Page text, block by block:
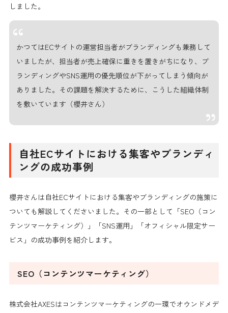
しました。
かつてはECサイトの運営担当者がブランディングも兼務して
いましたが、担当者が売上確保に重きを置きがちになり、ブ
ランディングやSNS運用の優先順位が下がってしまう傾向が
ありました。その課題を解決するために、こうした組織体制
を敷いています（櫻井さん）
自社ECサイトにおける集客やブランディ
ングの成功事例
櫻井さんは自社ECサイトにおける集客やブランディングの施策に
ついても解説してくださいました。その一部として「SEO（コン
テンツマーケティング）」「SNS運用」「オフィシャル限定サー
ビス」の成功事例を紹介します。
SEO（コンテンツマーケティング）
株式会社AXESはコンテンツマーケティングの一環でオウンドメデ